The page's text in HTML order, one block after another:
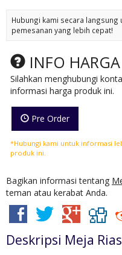
Hubungi kami secara langsung
pemesanan yang lebih cepat!
INFO HARGA
Silahkan menghubungi
informasi harga produk ini.
Pre Order
*Hubungi kami untuk informasi
produk ini.
Bagikan informasi tentang
teman atau kerabat Anda.
Deskripsi Meja